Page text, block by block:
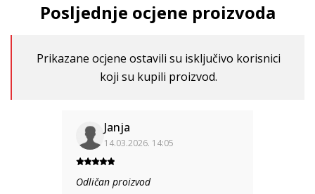
Posljednje ocjene proizvoda
Prikazane ocjene ostavili su isključivo korisnici
koji su kupili proizvod.
Janja
14.03.2026. 14:05
Odličan proizvod